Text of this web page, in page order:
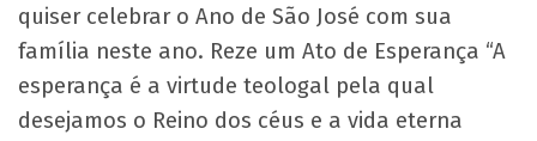
quiser celebrar o Ano de São José com sua
família neste ano. Reze um Ato de Esperança “A
esperança é a virtude teologal pela qual
desejamos o Reino dos céus e a vida eterna